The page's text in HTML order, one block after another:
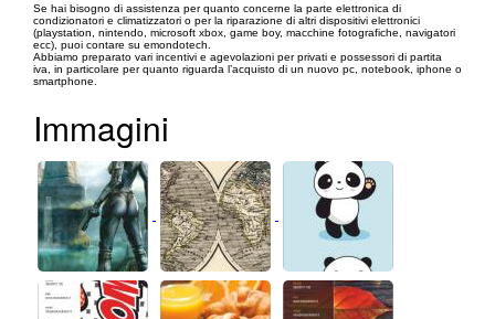
Se hai bisogno di assistenza per quanto concerne la parte elettronica di
condizionatori e climatizzatori o per la riparazione di altri dispositivi elettronici
(playstation, nintendo, microsoft xbox, game boy, macchine fotografiche, navigatori
ecc), puoi contare su emondotech.
Abbiamo preparato vari incentivi e agevolazioni per privati e possessori di partita
iva, in particolare per quanto riguarda l’acquisto di un nuovo pc, notebook, iphone o
smartphone.
Immagini